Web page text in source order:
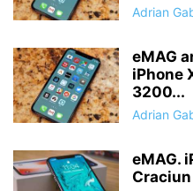
Adrian
eMAG
iPhone
3200...
Adrian
eMAG.
Craciun